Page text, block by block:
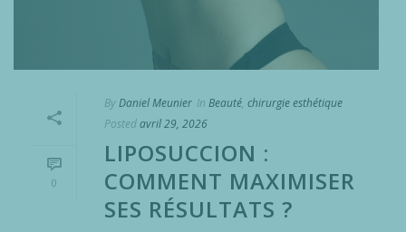
0
ByDaniel Meunier In Beauté, chirurgie esthétique
Postedavril 29, 2026
LIPOSUCCION :
COMMENT MAXIMISER
SES RÉSULTATS ?